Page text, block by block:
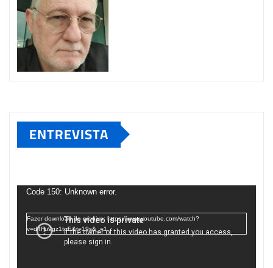
ENTREVISTA
deCode 150: Unknown error.
Fazer download do arquivo: https://www.youtube.com/watch?
v=d4Fu9gz1tqE&t=19s&_=1